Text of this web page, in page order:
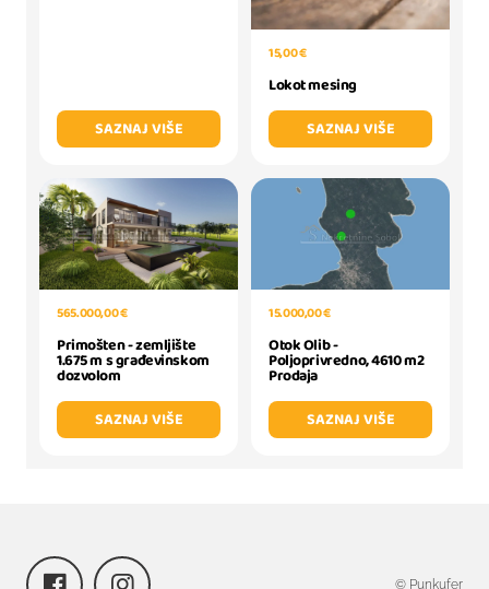
SAZNAJ VIŠE
15,00 €
Lokot mesing
SAZNAJ VIŠE
565.000,00 €
Primošten - zemljište
1.675 m s građevinskom
dozvolom
SAZNAJ VIŠE
15.000,00 €
Otok Olib -
Poljoprivredno, 4610 m2
Prodaja
SAZNAJ VIŠE
© Punkufer